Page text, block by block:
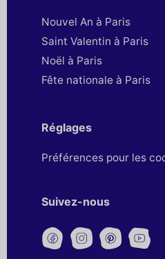
Nouvel An à Paris
Saint Valentin à Paris
Noël à Paris
Fête nationale à Paris
Réglages
Préférences pour les
Suivez-nous